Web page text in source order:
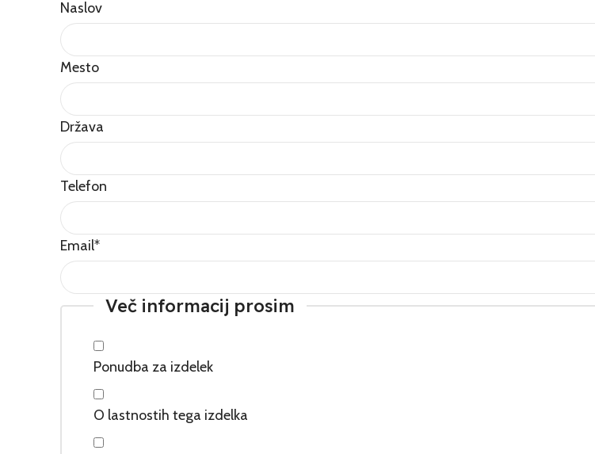
Naslov
Mesto
Država
Telefon
Email*
Več informacij prosim
Ponudba za izdelek
O lastnostih tega izdelka